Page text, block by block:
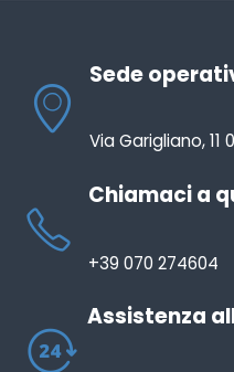
Sede
Via Garigliano, 11
Chiamaci a
+39 070 274604
Assistenza